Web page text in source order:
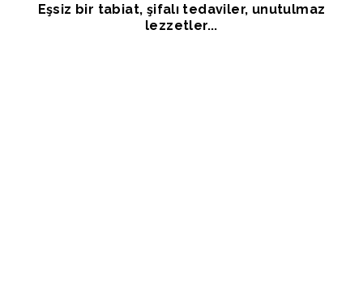
Eşsiz bir tabiat, şifalı tedaviler, unutulmaz
lezzetler...